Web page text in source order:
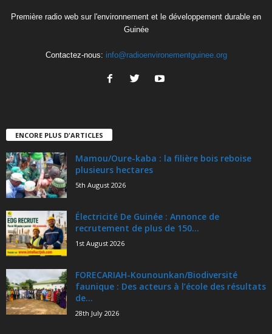
Première radio web sur l'environnement et le développement durable en
Guinée
Contactez-nous: info@radioenvironementguinee.org
ENCORE PLUS D'ARTICLES
Mamou/Oure-kaba : la filière bois reboise
plusieurs hectares
5th August 2026
Électricité De Guinée : Annonce de
recrutement de plus de 150...
1st August 2026
FORECARIAH-Kounounkan/Biodiversité
faunique : Des acteurs à l’école des résultats
de...
28th July 2026